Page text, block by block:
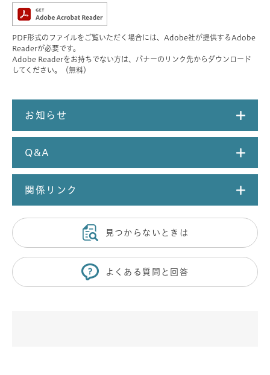
PDF形式のファイルをご覧いただく場合には、Adobe社が提供するAdobe
Readerが必要です。
Adobe Readerをお持ちでない方は、バナーのリンク先からダウンロード
してください。（無料）
お知らせ
Q&A
関係リンク
見つからないときは
よくある質問と回答